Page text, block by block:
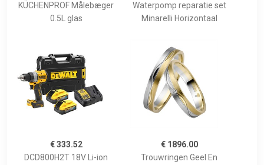
KÜCHENPROF Målebæger
0.5L glas
Waterpomp reparatie set
Minarelli Horizontaal
€ 333.52
DCD800H2T 18V Li-ion
€ 1896.00
Trouwringen Geel En